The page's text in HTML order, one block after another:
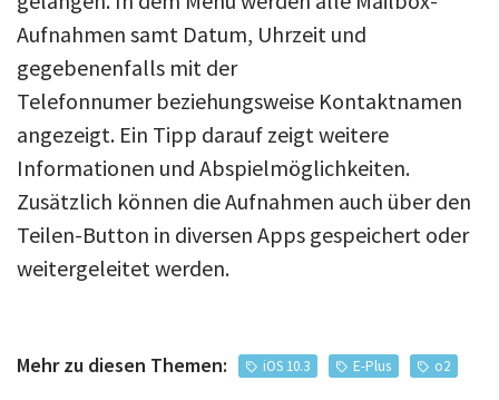
Aufnahmen samt Datum, Uhrzeit und
gegebenenfalls mit der
Telefonnumer beziehungsweise Kontaktnamen
angezeigt. Ein Tipp darauf zeigt weitere
Informationen und Abspielmöglichkeiten.
Zusätzlich können die Aufnahmen auch über den
Teilen-Button in diversen Apps gespeichert oder
weitergeleitet werden.
Mehr zu diesen Themen: iOS 10.3 E-Plus o2